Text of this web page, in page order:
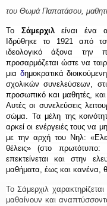
του Θωμά Παπατάσου,
Το Σάμερχιλ
είναι ένα
Ιδρύθηκε το 1921 από
ιδεολογικό άξονα την
προσαρμόζεται ώστε να
μια δημοκρατικά
σχολικών συνελεύσεων,
προσωπικό και μαθητές,
Αυτές οι συνελεύσεις
σώμα. Τα μέλη της
αρκεί οι ενέργειές τους
με την αρχή του Νηλ:
θέλεις» (στο
επεκτείνεται και στην
μαθήματα, έως και κανένα,
Το Σάμερχιλ
μαθαίνουν και